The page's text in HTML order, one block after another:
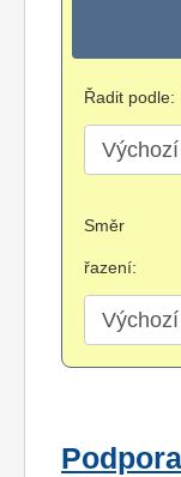
Řadit podle:
Směr
řazení: